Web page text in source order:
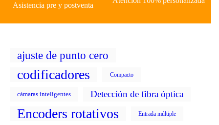
Asistencia pre y postventa
ajuste de punto cero
codificadores Compacto
cámaras inteligentes Detección de fibra óptica
Encoders rotativos Entrada múltiple